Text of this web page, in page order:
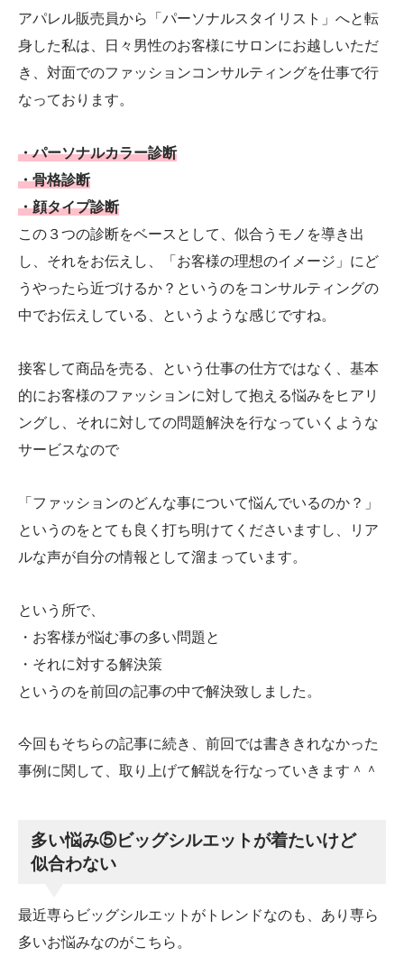
アパレル販売員から「パーソナルスタイリスト」へと転
身した私は、日々男性のお客様にサロンにお越しいただ
き、対面でのファッションコンサルティングを仕事で行
なっております。
・パーソナルカラー診断
・骨格診断
・顔タイプ診断
この３つの診断をベースとして、似合うモノを導き出
し、それをお伝えし、「お客様の理想のイメージ」にど
うやったら近づけるか？というのをコンサルティングの
中でお伝えしている、というような感じですね。
接客して商品を売る、という仕事の仕方ではなく、基本
的にお客様のファッションに対して抱える悩みをヒアリ
ングし、それに対しての問題解決を行なっていくような
サービスなので
「ファッションのどんな事について悩んでいるのか？」
というのをとても良く打ち明けてくださいますし、リア
ルな声が自分の情報として溜まっています。
という所で、
・お客様が悩む事の多い問題と
・それに対する解決策
というのを前回の記事の中で解決致しました。
今回もそちらの記事に続き、前回では書ききれなかった
事例に関して、取り上げて解説を行なっていきます＾＾
多い悩み⑤ビッグシルエットが着たいけど
似合わない
最近専らビッグシルエットがトレンドなのも、あり専ら
多いお悩みなのがこちら。